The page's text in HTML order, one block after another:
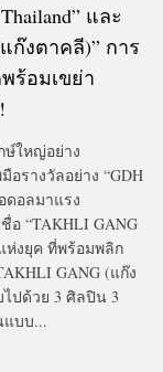
และ
ก๊งตาคลี)” การ
ร้อมเขย่า
ษ์ใหญ่อย่าง
อรางวัลอย่าง “GDH
ดอลมาแรง
“TAKHLI GANG
ห่งยุค ที่พร้อมพลิก
GANG (แก๊ง
ปด้วย 3 ศิลปิน 3
แบบ...